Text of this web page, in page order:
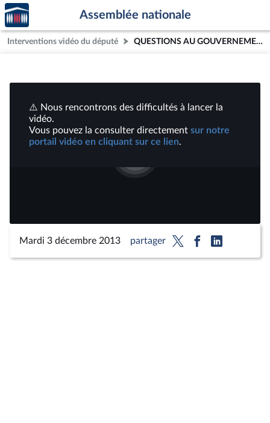
Aller au contenu
Aller en bas de la page
Accèder
à la
page
d'accueil
Assemblée nationale
Interventions vidéo du député QUESTIONS AU GOUVERNEMENT - MARDI 3 DECEMBRE 2013 | Vidéos
Lire
vidéo
⚠️ Nous rencontrons des difficultés à lancer la
vidéo.
Vous pouvez la consulter directement sur notre
portail vidéo en cliquant sur ce lien.
Mardi 3 décembre 2013 partager